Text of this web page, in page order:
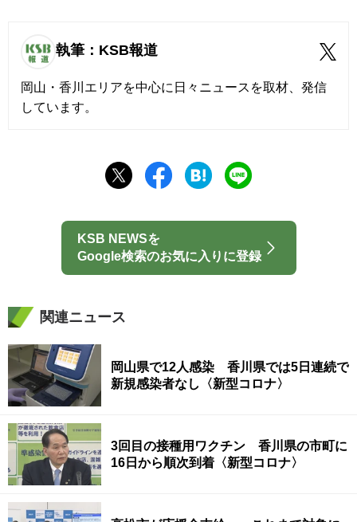
執筆：KSB報道
岡山・香川エリアを中心に日々ニュースを取材、発信
しています。
KSB NEWSを
Google検索のお気に入りに登録
関連ニュース
岡山県で12人感染 香川県では5日連続で
新規感染者なし〈新型コロナ〉
3回目の接種用ワクチン 香川県の市町に
16日から順次到着〈新型コロナ〉